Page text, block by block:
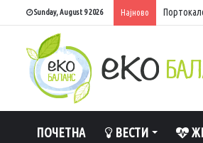
Sunday, August 9 2026 Најново
ПОЧЕТНА ВЕСТИ